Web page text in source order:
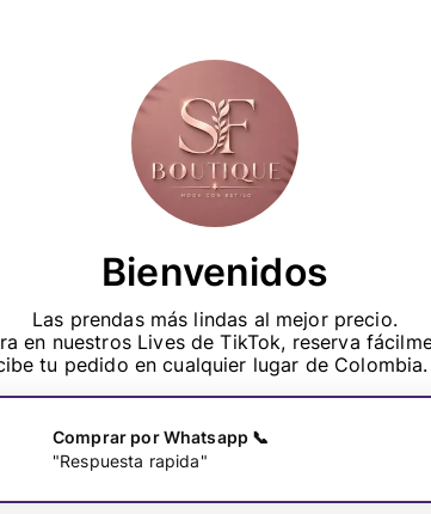
Bienvenidos
Las prendas más lindas al mejor precio.
en nuestros Lives de TikTok, reserva
tu pedido en cualquier lugar de Colombia.
Comprar por Whatsapp 📞
"Respuesta rapida"